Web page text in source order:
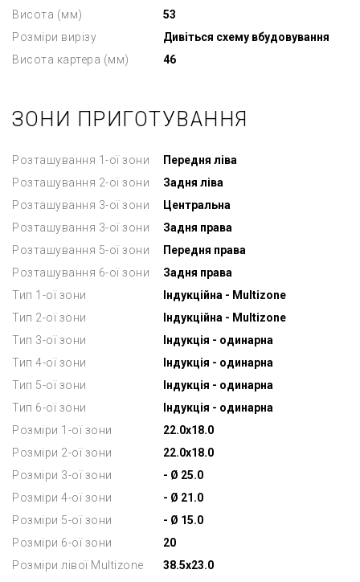
Висота (мм)
53
Розміри вирізу
Дивіться схему вбудовування
Висота картера (мм)
46
ЗОНИ ПРИГОТУВАННЯ
Розташування 1-ої зони
Передня ліва
Розташування 2-ої зони
Задня ліва
Розташування 3-ої зони
Центральна
Розташування 3-ої зони
Задня права
Розташування 5-ої зони
Передня права
Розташування 6-ої зони
Задня права
Тип 1-ої зони
Індукційна - Multizone
Тип 2-ої зони
Індукційна - Multizone
Тип 3-ої зони
Індукція - одинарна
Тип 4-ої зони
Індукція - одинарна
Тип 5-ої зони
Індукція - одинарна
Тип 6-ої зони
Індукція - одинарна
Розміри 1-ої зони
22.0x18.0
Розміри 2-ої зони
22.0x18.0
Розміри 3-ої зони
- Ø 25.0
Розміри 4-ої зони
- Ø 21.0
Розміри 5-ої зони
- Ø 15.0
Розміри 6-ої зони
20
Розміри лівої Multizone
38.5x23.0